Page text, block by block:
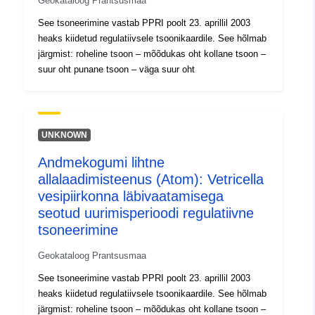
See tsoneerimine vastab PPRI poolt 23. aprillil 2003
heaks kiidetud regulatiivsele tsoonikaardile. See hõlmab
järgmist: roheline tsoon – mõõdukas oht kollane tsoon –
suur oht punane tsoon – väga suur oht
UNKNOWN
Andmekogumi lihtne
allalaadimisteenus (Atom): Vetricella
vesipiirkonna läbivaatamisega
seotud uurimisperioodi regulatiivne
tsoneerimine
Geokataloog Prantsusmaa
See tsoneerimine vastab PPRI poolt 23. aprillil 2003
heaks kiidetud regulatiivsele tsoonikaardile. See hõlmab
järgmist: roheline tsoon – mõõdukas oht kollane tsoon –